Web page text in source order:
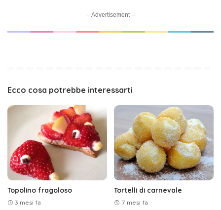
– Advertisement –
Ecco cosa potrebbe interessarti
Topolino fragoloso
3 mesi fa
Tortelli di carnevale
7 mesi fa